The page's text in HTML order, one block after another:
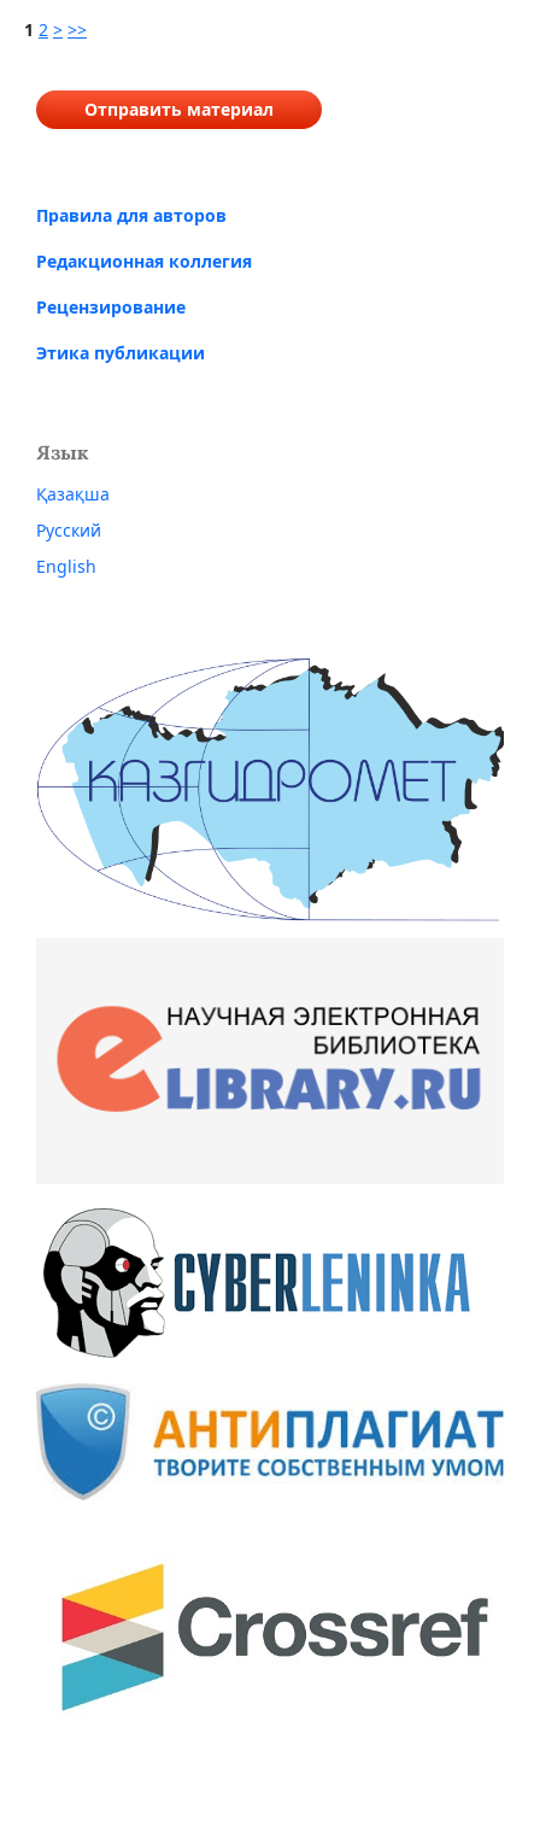
1 2 > >>
Отправить материал
Правила для авторов
Редакционная коллегия
Рецензирование
Этика публикации
Язык
Қазақша
Русский
English